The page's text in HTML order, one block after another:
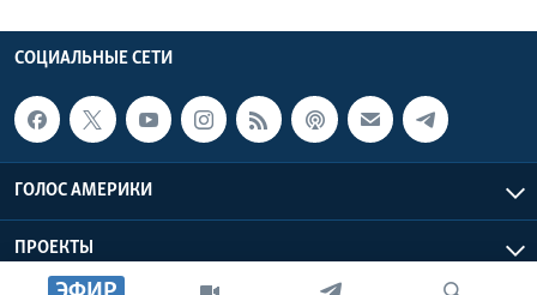
СОЦИАЛЬНЫЕ СЕТИ
ГОЛОС АМЕРИКИ
ПРОЕКТЫ